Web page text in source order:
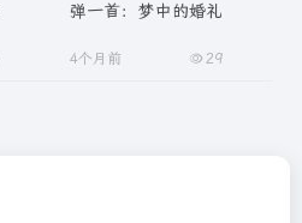
弹一首：梦中的婚礼
4个月前 29